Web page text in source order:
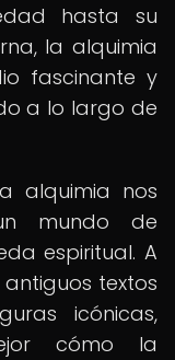
hasta su
la alquimia
fascinante y
a lo largo de
alquimia nos
mundo de
espiritual. A
textos
icónicas,
cómo la